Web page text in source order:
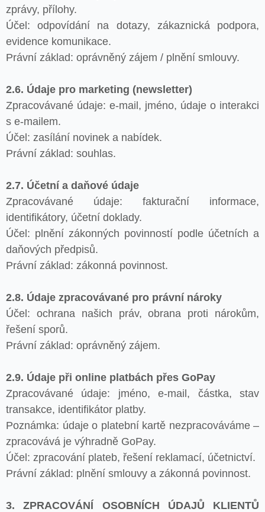
zprávy, přílohy.
Účel: odpovídání na dotazy, zákaznická podpora,
evidence komunikace.
Právní základ: oprávněný zájem / plnění smlouvy.
2.6. Údaje pro marketing (newsletter)
Zpracovávané údaje: e-mail, jméno, údaje o interakci
s e-mailem.
Účel: zasílání novinek a nabídek.
Právní základ: souhlas.
2.7. Účetní a daňové údaje
Zpracovávané údaje: fakturační informace,
identifikátory, účetní doklady.
Účel: plnění zákonných povinností podle účetních a
daňových předpisů.
Právní základ: zákonná povinnost.
2.8. Údaje zpracovávané pro právní nároky
Účel: ochrana našich práv, obrana proti nárokům,
řešení sporů.
Právní základ: oprávněný zájem.
2.9. Údaje při online platbách přes GoPay
Zpracovávané údaje: jméno, e-mail, částka, stav
transakce, identifikátor platby.
Poznámka: údaje o platební kartě nezpracováváme –
zpracovává je výhradně GoPay.
Účel: zpracování plateb, řešení reklamací, účetnictví.
Právní základ: plnění smlouvy a zákonná povinnost.
3. ZPRACOVÁNÍ OSOBNÍCH ÚDAJŮ KLIENTŮ